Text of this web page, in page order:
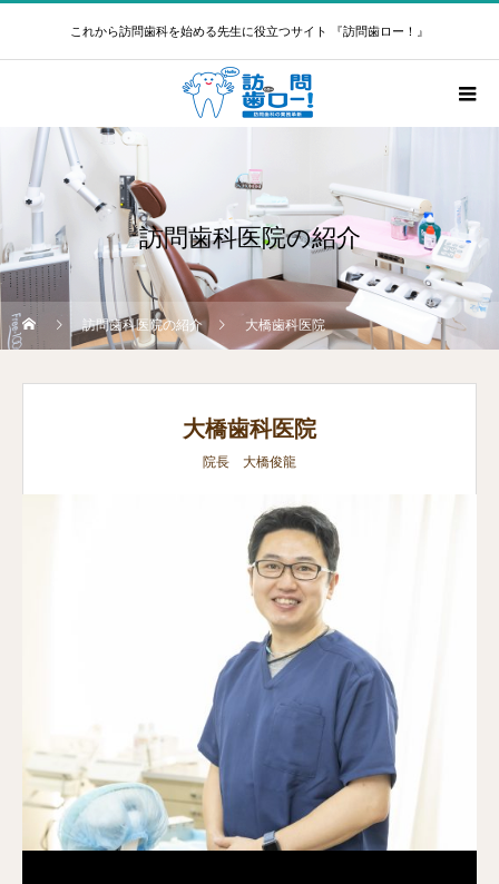
これから訪問歯科を始める先生に役立つサイト 『訪問歯ロー！』
訪問歯科医院の紹介
訪問歯科医院の紹介 大橋歯科医院
大橋歯科医院
院長 大橋俊龍